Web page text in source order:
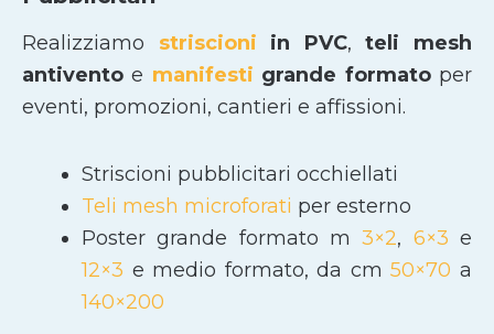
Realizziamo striscioni in PVC,teli mesh
antivento e manifesti grande formatoper
eventi, promozioni, cantieri e affissioni.
Striscioni pubblicitari occhiellati
Teli mesh microforati per esterno
Poster grande formato m3×2, 6×3 e
12×3 e medio formato, da cm50×70 a
140×200